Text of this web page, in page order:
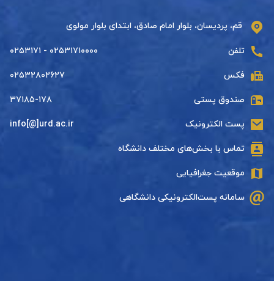
قم، پردیسان، بلوار امام صادق، ابتدای بلوار مولوی
تلفن ۰۲۵۳۱۷۱۰۰۰۰ - ۰۲۵۳۱۷۱
فکس ۰۲۵۳۲۸۰۲۶۲۷
صندوق پستی ۳۷۱۸۵-۱۷۸
پست الکترونیک info[@]urd.ac.ir
تماس با بخش‌های مختلف دانشگاه
موقعیت جغرافیایی
سامانه پست‌الکترونیکی دانشگاهی